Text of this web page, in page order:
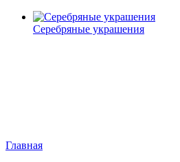
Серебряные украшения
Главная